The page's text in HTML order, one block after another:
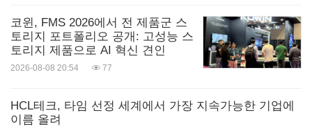
또한 AI 선구자인 얀 르쿤(Yann Le Cun) 메타 수석과
학자, 조엘 바랄(Joëlle Barral) 구글 딥마인드 연구원,
마이클 조던(
Michael Jordan
) 버클리대 교수, 현대 AI
(Geoffrey Hinton
코윈, FMS 2026에서 전 제품군 스
토리지 포트폴리오 공개: 고성능 스
토리지 제품으로 AI 혁신 견인
2026-08-08 20:54 77
HCL테크, 타임 선정 세계에서 가장 지속가능한 기업에
이름 올려